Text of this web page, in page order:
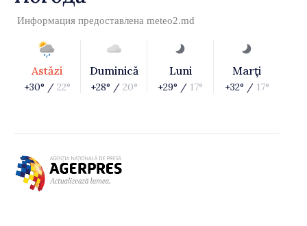
Информация предоставлена meteo2.md
Astăzi
+30° / 22°
Duminică
+28° / 20°
Luni
+29° / 17°
Marţi
+32° / 17°